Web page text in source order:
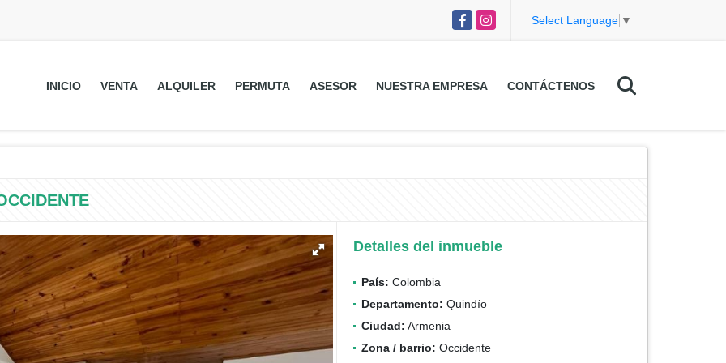
FacebookInstagram Select Language ▼
INICIO VENTA ALQUILER PERMUTA ASESOR NUESTRA EMPRESA CONTÁCTENOS
Detalles del inmueble
País: Colombia
Departamento: Quindío
Ciudad: Armenia
Zona / barrio: Occidente